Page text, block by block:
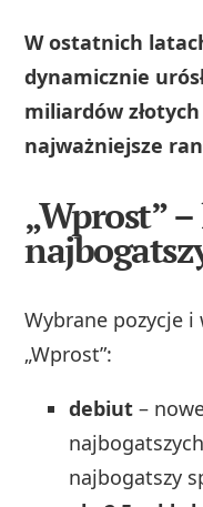
W ostatnich
dynamicznie
miliardów
najważniejsze
„Wprost”
Wybrane pozycje i
„Wprost”:
debiut –
najbogatszy